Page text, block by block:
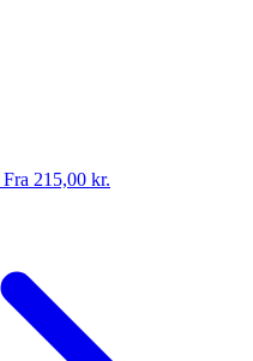
Fra 215,00 kr.